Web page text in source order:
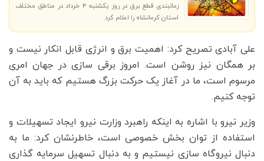
زمانبندی قطع برق در روز یکشنبه ۴ خرداد در مناطق مختلف
استان کرمانشاه را اعلام کرد.
علی آبادی تصریح کرد: اهمیت برق و انرژی قابل انکار نیست و
بر همگان نیز روشن است. امروز برقی سازی در جهان امری
مرسوم است، ما در آغاز یک حرکت بزرگ هستیم که باید به آن
توجه کنیم.
وزیر نیرو با اشاره به اینکه راهبرد وزارت نیرو ایجاد تسهیلات و
استفاده از توان بخش خصوصی است، خاطرنشان کرد: ما به
دنبال نیروگاه سازی نیستیم و به دنبال تسهیل سرمایه گذاری